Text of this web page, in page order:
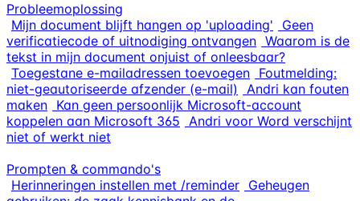
Probleemoplossing
Mijn document blijft hangen op 'uploading'
Geen
verificatiecode of uitnodiging ontvangen Waarom is de
tekst in mijn document onjuist of onleesbaar?
Toegestane e-mailadressen toevoegen Foutmelding:
niet-geautoriseerde afzender (e-mail)
Andri kan fouten
maken Kan geen persoonlijk Microsoft-account
koppelen aan Microsoft 365 Andri voor Word verschijnt
niet of werkt niet
Prompten & commando's
Herinneringen instellen met /reminder Geheugen